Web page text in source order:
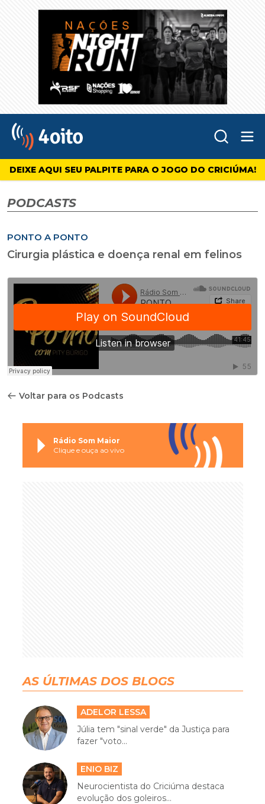
4oito
DEIXE AQUI SEU PALPITE PARA O JOGO DO CRICIÚMA!
PODCASTS
PONTO A PONTO
Cirurgia plástica e doença renal em felinos
Voltar para os Podcasts
Rádio Som Maior
Clique e ouça ao vivo
AS ÚLTIMAS DOS BLOGS
ADELOR LESSA
Júlia tem "sinal verde" da Justiça para
fazer "voto...
ENIO BIZ
Neurocientista do Criciúma destaca
evolução dos goleiros...